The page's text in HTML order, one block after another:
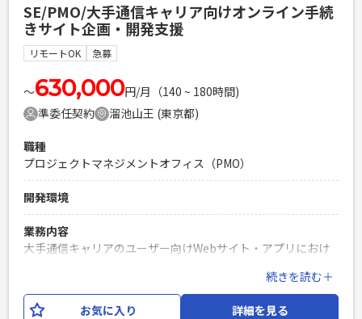
必須スキル
・Power BIを利用したダッシュボード設計・開発経験 ・デー
タマート設計および要件定義経験 ・複数データソースの統
合・データモデリング経験
PHPを用いたWebサービスの開発経験4年以上
Laravelを用いた開発経験1年以上
エンジニア複数人のチームでの開発経験
SE/PMO/大手通信キャリア向けオンライン手続
きサイト企画・開発支援
リモートOK 急募
〜630,000円/月（140 ~ 180時間)
準委任契約
溜池山王 (東京都)
職種
プロジェクトマネジメントオフィス（PMO）
開発環境
業務内容
大手通信キャリアのユーザー向けWebサイト・アプリにおけ
トの開発プロジェクトにて、企画・要件整理・開発推進をご
担当いただきます。 開発はオフショア体制となる可能性があ
続きを読む＋
お気に入り 詳細を見る